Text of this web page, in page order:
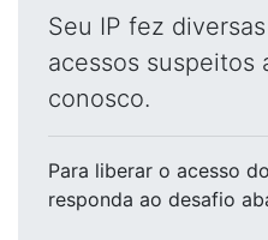
Seu IP fez
acessos suspeitos
conosco.
Para liberar o acesso
responda ao desafio